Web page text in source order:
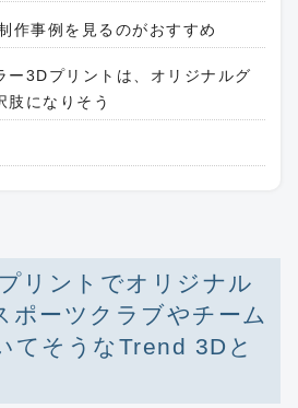
作事例を見るのがおすすめ
ー3Dプリントは、オリジナルグ
肢になりそう
リントでオリジナル
ポーツクラブやチーム
てそうなTrend 3Dと